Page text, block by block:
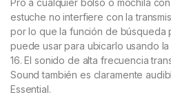
Pro a cualquier bolso o mochila
estuche no interfiere con la
por lo que la función de búsqueda
puede usar para ubicarlo usando
16. El sonido de alta frecuencia
Sound también es claramente
Essential.